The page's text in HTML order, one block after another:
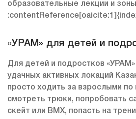
образовательные лекции и
«УРАМ» для детей и
Для детей и подростков
удачных активных локаций
просто ходить за взрослыми
смотреть трюки, попробовать
скейт или BMX, попасть на